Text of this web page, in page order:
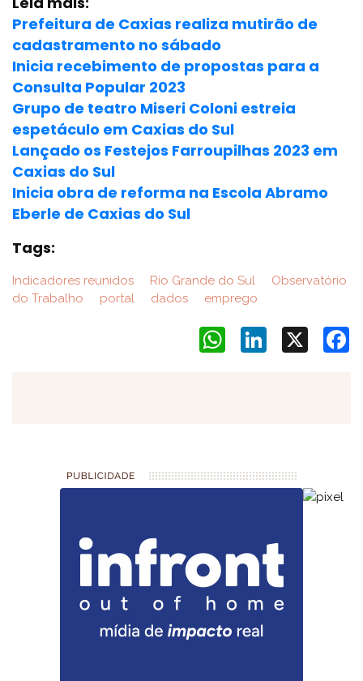
Prefeitura de Caxias realiza mutirão de
cadastramento no sábado
Inicia recebimento de propostas para a
Consulta Popular 2023
Grupo de teatro Miseri Coloni estreia
espetáculo em Caxias do Sul
Lançado os Festejos Farroupilhas 2023 em
Caxias do Sul
Inicia obra de reforma na Escola Abramo
Eberle de Caxias do Sul
Tags:
Indicadores reunidos Rio Grande do Sul
Observatório
do Trabalho
portal dados emprego
LinkedIn
WhatsApp